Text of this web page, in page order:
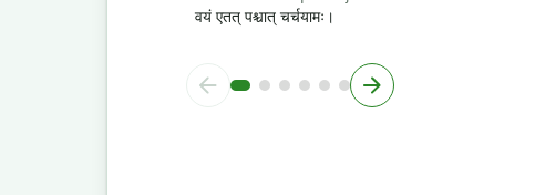
वयं एतत् पश्चात् चर्चयामः।